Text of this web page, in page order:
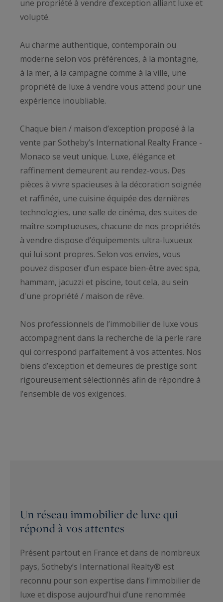
une propriété à vendre d’exception alliant luxe et
volupté.
Au charme authentique, contemporain ou
moderne selon vos préférences, à la montagne,
à la mer, à la campagne comme à la ville, une
propriété de luxe à vendre vous attend pour une
expérience inoubliable.
Chaque bien / maison d’exception proposé à la
vente par Sotheby’s International Realty France -
Monaco se veut unique. Luxe, élégance et
raffinement demeurent au rendez-vous. Des
pièces à vivre spacieuses à la décoration soignée
et raffinée, une cuisine équipée des dernières
technologies, une salle de cinéma, des suites de
maître somptueuses, chacune de nos propriétés
à vendre dispose d’équipements ultra-luxueux
qui lui sont propres. Selon vos envies, vous
pouvez disposer d’un espace bien-être avec spa,
hammam, jacuzzi et piscine, tout cela, au sein
d'une propriété / maison de rêve.
Nos professionnels de l’immobilier de luxe vous
accompagnent dans la recherche de la perle rare
qui correspond parfaitement à vos attentes. Nos
biens d’exception et demeures de prestige sont
rigoureusement sélectionnés afin de répondre à
l’ensemble de vos exigences.
Un réseau immobilier de luxe qui
répond à vos attentes
Présent partout en France et dans de nombreux
pays, Sotheby’s International Realty® est
reconnu pour son expertise dans l’immobilier de
luxe et dispose aujourd’hui d’une renommée